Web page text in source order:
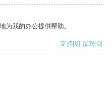
为我的办公提供帮助。
支持[0] 反对[0]